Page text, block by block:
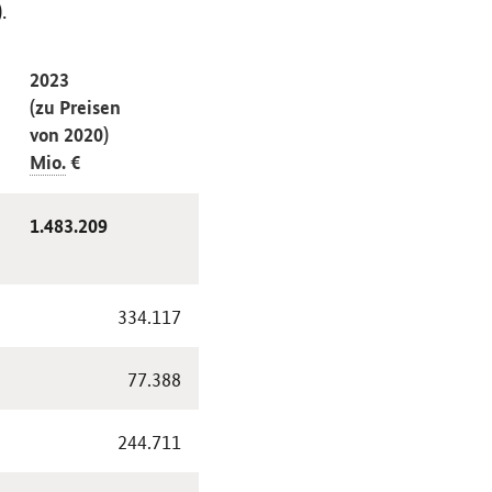
2023
(zu Preisen
von 2020)
Mio.€
1.483.209
334.117
77.388
244.711